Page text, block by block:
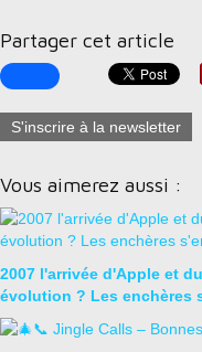
Partager cet article
S'inscrire à la newsletter
Vous aimerez aussi :
2007 l'arrivée d'Apple et
évolution ? Les enchères